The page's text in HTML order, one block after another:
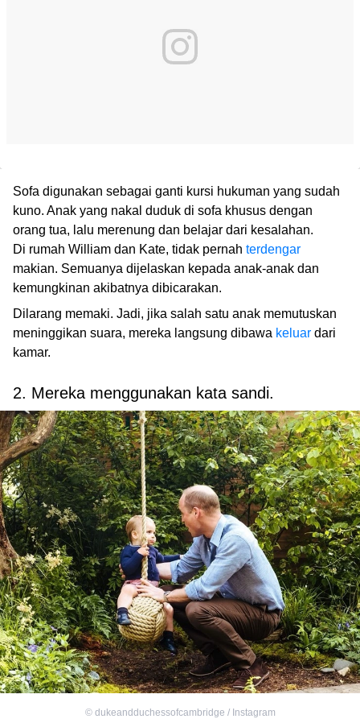
Sofa digunakan sebagai ganti kursi hukuman yang sudah
kuno. Anak yang nakal duduk di sofa khusus dengan
orang tua, lalu merenung dan belajar dari kesalahan.
Di rumah William dan Kate, tidak pernah terdengar
makian. Semuanya dijelaskan kepada anak-anak dan
kemungkinan akibatnya dibicarakan.
Dilarang memaki. Jadi, jika salah satu anak memutuskan
meninggikan suara, mereka langsung dibawa keluar dari
kamar.
2. Mereka menggunakan kata sandi.
© dukeandduchessofcambridge / Instagram